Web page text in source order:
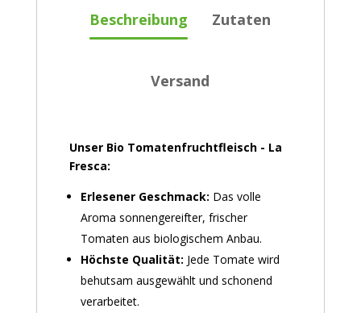
Beschreibung Zutaten
Versand
Unser Bio Tomatenfruchtfleisch - La
Fresca:
Erlesener Geschmack: Das volle
Aroma sonnengereifter, frischer
Tomaten aus biologischem Anbau.
Höchste Qualität: Jede Tomate wird
behutsam ausgewählt und schonend
verarbeitet.